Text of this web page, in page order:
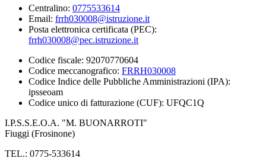
Centralino: 0775533614
Email: frrh030008@istruzione.it
Posta elettronica certificata (PEC):
frrh030008@pec.istruzione.it
Codice fiscale: 92070770604
Codice meccanografico: FRRH030008
Codice Indice delle Pubbliche Amministrazioni (IPA):
ipsseoam
Codice unico di fatturazione (CUF): UFQC1Q
I.P.S.S.E.O.A. "M. BUONARROTI"
Fiuggi (Frosinone)
TEL.: 0775-533614